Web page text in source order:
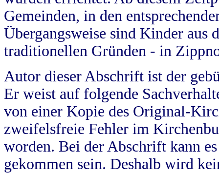
Gemeinden, in den
Übergangsweise sind Kinder aus
traditionellen Gründen - in
Autor dieser Abschrift ist der
Er weist auf folgende
von einer Kopie des Original-
zweifelsfreie Fehler im
worden. Bei der Abschrift kann
gekommen sein. Deshalb wird